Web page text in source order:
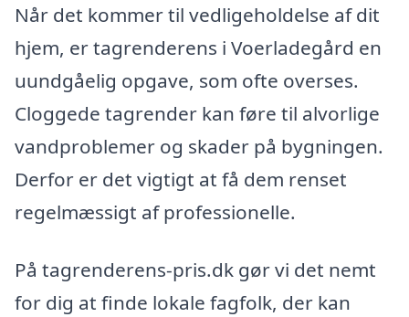
Når det kommer til vedligeholdelse af dit
hjem, er tagrenderens i Voerladegård en
uundgåelig opgave, som ofte overses.
Cloggede tagrender kan føre til alvorlige
vandproblemer og skader på bygningen.
Derfor er det vigtigt at få dem renset
regelmæssigt af professionelle.
På tagrenderens-pris.dk gør vi det nemt
for dig at finde lokale fagfolk, der kan